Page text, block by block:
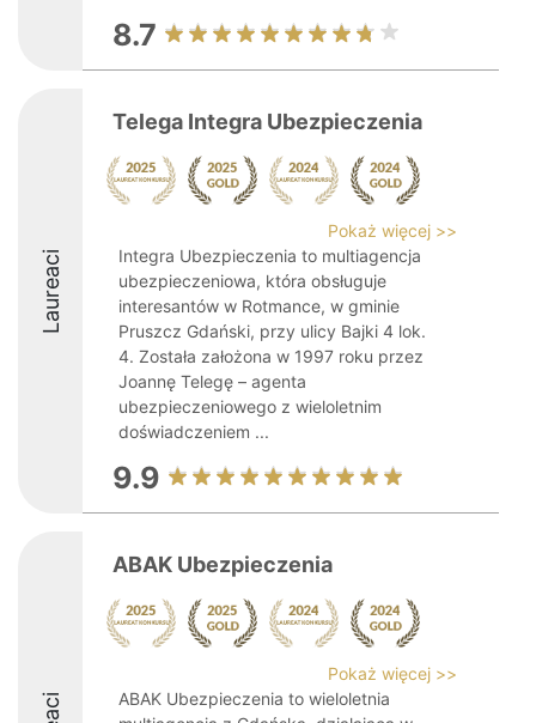
8.7
Laureaci
Telega Integra Ubezpieczenia
Pokaż więcej >>
Integra Ubezpieczenia to multiagencja
ubezpieczeniowa, która obsługuje
interesantów w Rotmance, w gminie
Pruszcz Gdański, przy ulicy Bajki 4 lok.
4. Została założona w 1997 roku przez
Joannę Telegę – agenta
ubezpieczeniowego z wieloletnim
doświadczeniem ...
9.9
ABAK Ubezpieczenia
Pokaż więcej >>
ABAK Ubezpieczenia to wieloletnia